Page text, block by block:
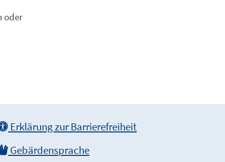
oder
Erklärung zur Barrierefreiheit
Gebärdensprache